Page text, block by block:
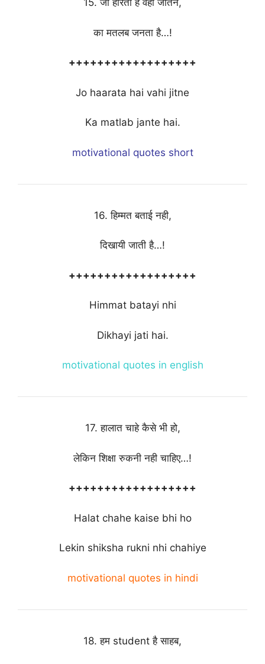
15. जो हारता है वही जीतने,
का मतलब जनता है…!
++++++++++++++++++
Jo haarata hai vahi jitne
Ka matlab jante hai.
motivational quotes short
16. हिम्मत बताई नही,
दिखायी जाती है…!
++++++++++++++++++
Himmat batayi nhi
Dikhayi jati hai.
motivational quotes in english
17. हालात चाहे कैसे भी हो,
लेकिन शिक्षा रुकनी नही चाहिए…!
++++++++++++++++++
Halat chahe kaise bhi ho
Lekin shiksha rukni nhi chahiye
motivational quotes in hindi
18. हम student है साहब,